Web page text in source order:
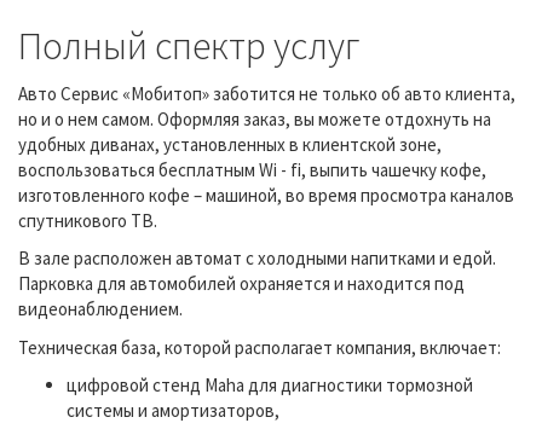
Полный спектр услуг
Авто Сервис «Мобитоп» заботится не только об авто клиента,
но и о нем самом. Оформляя заказ, вы можете отдохнуть на
удобных диванах, установленных в клиентской зоне,
воспользоваться бесплатным Wi - fi, выпить чашечку кофе,
изготовленного кофе – машиной, во время просмотра каналов
спутникового ТВ.
В зале расположен автомат с холодными напитками и едой.
Парковка для автомобилей охраняется и находится под
видеонаблюдением.
Техническая база, которой располагает компания, включает:
цифровой стенд Maha для диагностики тормозной
системы и амортизаторов,